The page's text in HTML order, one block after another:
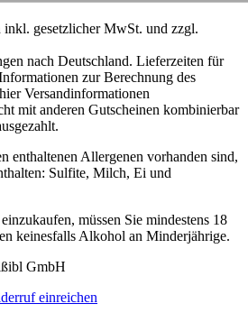
inkl. gesetzlicher MwSt. und zzgl.
nach Deutschland. Lieferzeiten für
zur Berechnung des
Versandinformationen
mit anderen Gutscheinen kombinierbar
enthaltenen Allergenen vorhanden sind,
Sulfite, Milch, Ei und
müssen Sie mindestens 18
keinesfalls Alkohol an Minderjährige.
GmbH
einreichen